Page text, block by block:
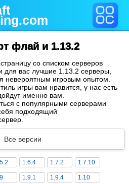
.com
флай и 1.13.2
со списком серверов
вас лучшие 1.13.2 серверы,
невероятным игровым опытом.
игры вам нравится, у нас есть
именно вам.
с популярными серверами
подходящий
Все версии
1.6.4 1.7.2 1.7.10
1.9.1 1.9.4 1.10